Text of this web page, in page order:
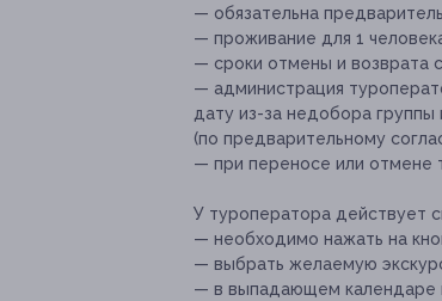
— обязательна
— проживание для 1
— сроки отмены и возврата
— администрация
дату из-за недобора группы
(по предварительному
— при переносе или отмене
У туроператора действует
— необходимо ⁠нажать на
— выбрать желаемую
— в выпадающем календаре